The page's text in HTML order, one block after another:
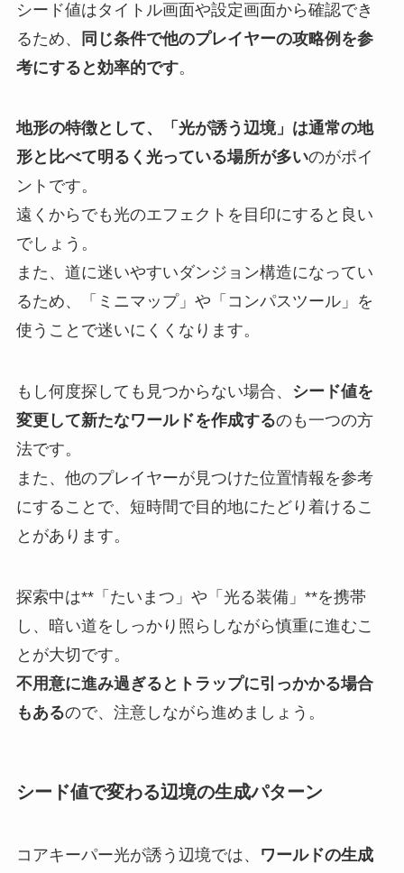
シード値はタイトル画面や設定画面から確認でき
るため、
同じ条件で他のプレイヤーの攻略例を参
考にすると効率的です。
地形の特徴として、「光が誘う辺境」は通常の地
形と比べて明るく光っている場所が多いのがポイ
ントです。
遠くからでも光のエフェクトを目印にすると良い
でしょう。
また、道に迷いやすいダンジョン構造になってい
るため、「ミニマップ」や「コンパスツール」を
使うことで迷いにくくなります。
もし何度探しても見つからない場合、
シード値を
変更して新たなワールドを作成するのも一つの方
法です。
また、他のプレイヤーが見つけた位置情報を参考
にすることで、短時間で目的地にたどり着けるこ
とがあります。
探索中は**「たいまつ」や「光る装備」**を携帯
し、暗い道をしっかり照らしながら慎重に進むこ
とが大切です。
不用意に進み過ぎるとトラップに引っかかる場合
もあるので、注意しながら進めましょう。
シード値で変わる辺境の生成パターン
コアキーパー光が誘う辺境では、
ワールドの生成